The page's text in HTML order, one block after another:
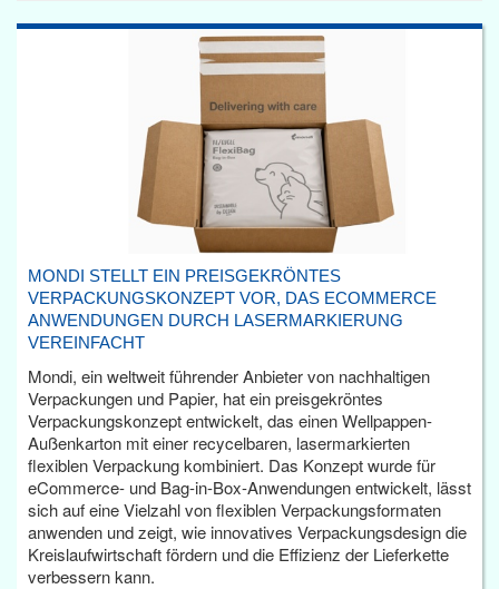
MONDI STELLT EIN PREISGEKRÖNTES
VERPACKUNGSKONZEPT VOR, DAS ECOMMERCE
ANWENDUNGEN DURCH LASERMARKIERUNG
VEREINFACHT
Mondi, ein weltweit führender Anbieter von nachhaltigen
Verpackungen und Papier, hat ein preisgekröntes
Verpackungskonzept entwickelt, das einen Wellpappen-
Außenkarton mit einer recycelbaren, lasermarkierten
flexiblen Verpackung kombiniert. Das Konzept wurde für
eCommerce- und Bag-in-Box-Anwendungen entwickelt, lässt
sich auf eine Vielzahl von flexiblen Verpackungsformaten
anwenden und zeigt, wie innovatives Verpackungsdesign die
Kreislaufwirtschaft fördern und die Effizienz der Lieferkette
verbessern kann.